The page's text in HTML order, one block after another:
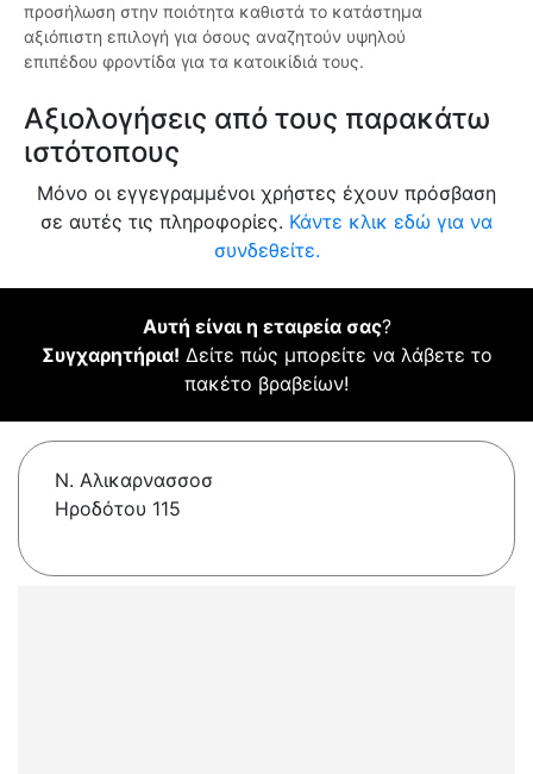
προσήλωση στην ποιότητα καθιστά το κατάστημα
αξιόπιστη επιλογή για όσους αναζητούν υψηλού
επιπέδου φροντίδα για τα κατοικίδιά τους.
Αξιολογήσεις από τους παρακάτω
ιστότοπους
Μόνο οι εγγεγραμμένοι χρήστες έχουν πρόσβαση
σε αυτές τις πληροφορίες. Κάντε κλικ εδώ για να
συνδεθείτε.
Αυτή είναι η εταιρεία σας?
Συγχαρητήρια! Δείτε πώς μπορείτε να λάβετε το
πακέτο βραβείων!
Ν. Αλικαρνασσοσ
Ηροδότου 115